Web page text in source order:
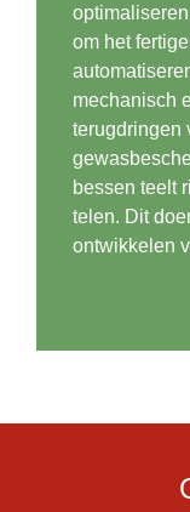
om het
mechanisch
terugdringen
bessen teelt
telen. Dit
ontwikkelen